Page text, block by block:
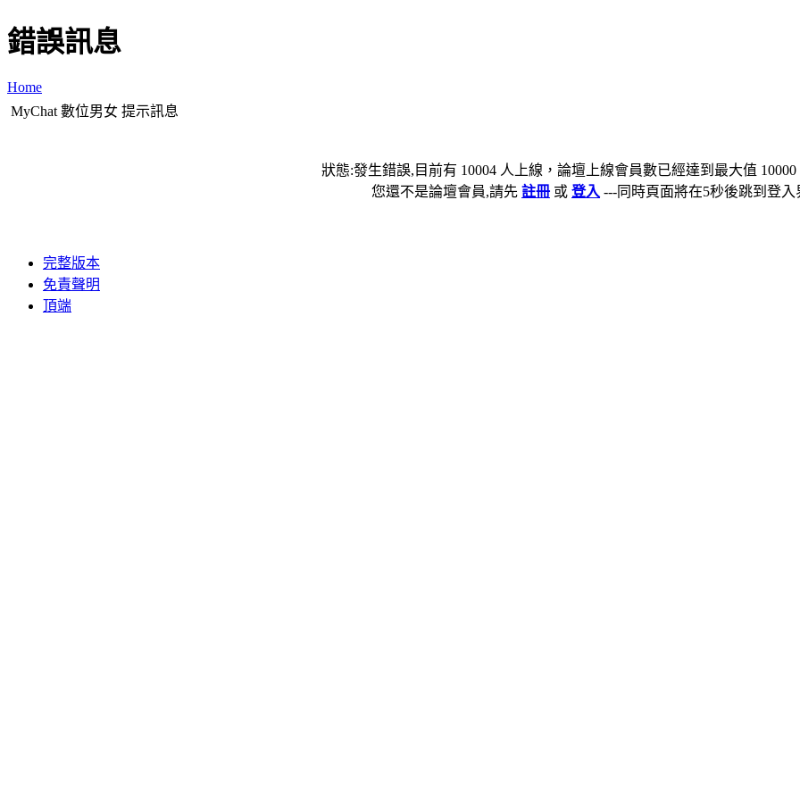
錯誤訊息
Home
MyChat 數位男女 提示訊息
狀態:發生錯誤,目前有 10004 人上線，論壇上線會員數已經達到最大值
您還不是論壇會員,請先 註冊 或 登入 ---同時頁面將在5秒後跳到登入
完整版本
免責聲明
頂端